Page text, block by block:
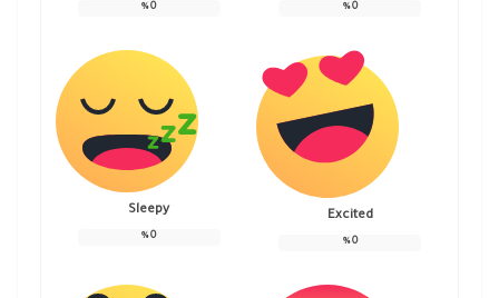
0
%
0
%
Excited
0
%
Sleepy
0
%